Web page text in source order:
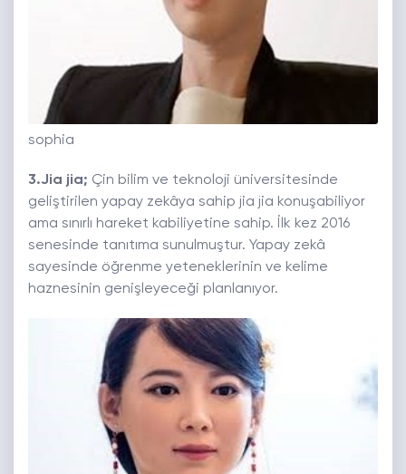
sophia
3.Jia jia; Çin bilim ve teknoloji üniversitesinde
geliştirilen yapay zekâya sahip jia jia konuşabiliyor
ama sınırlı hareket kabiliyetine sahip. İlk kez 2016
senesinde tanıtıma sunulmuştur. Yapay zekâ
sayesinde öğrenme yeteneklerinin ve kelime
haznesinin genişleyeceği planlanıyor.